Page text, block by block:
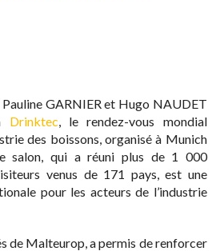
GARNIER et Hugo NAUDET
Drinktec, le rendez-vous mondial
des boissons, organisé à Munich
salon, qui a réuni plus de 1 000
venus de 171 pays, est une
pour les acteurs de l’industrie
de Malteurop, a permis de renforcer